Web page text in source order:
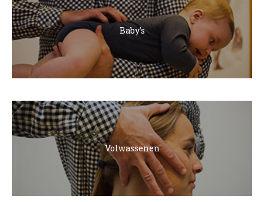
Baby's
Volwassenen